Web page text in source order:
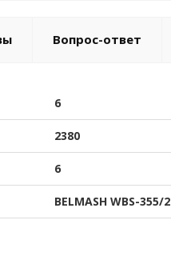
Вопрос-ответ
6
2380
6
BELMASH WBS-355/2